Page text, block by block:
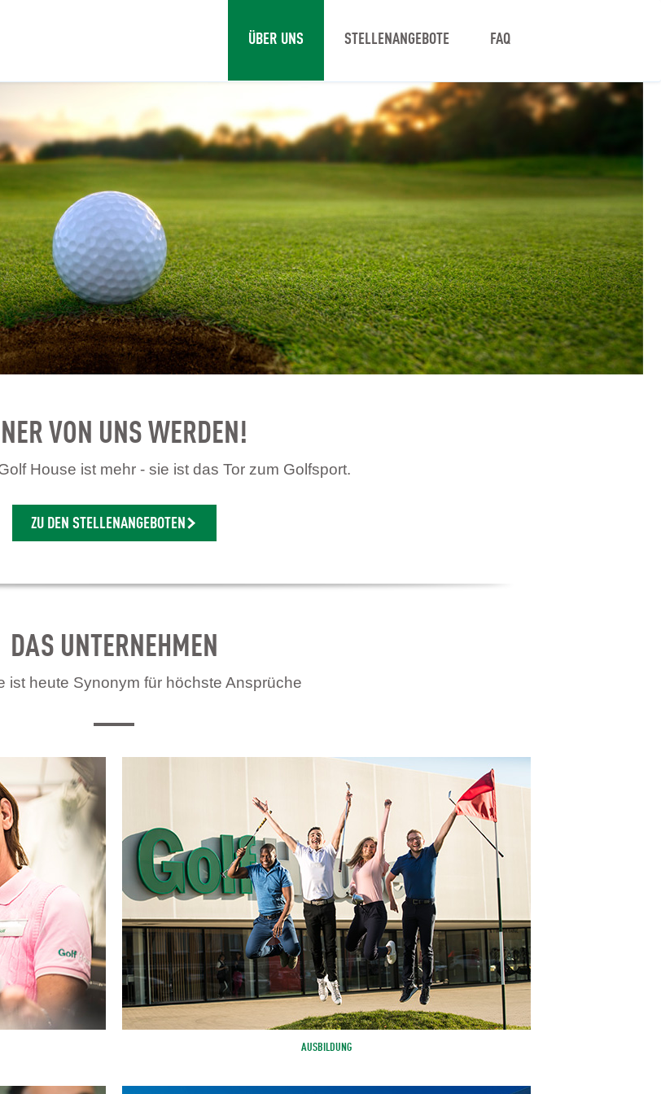
ÜBER UNS STELLENANGEBOTE FAQ
VON UNS WERDEN!
House ist mehr - sie ist das Tor zum Golfsport.
ZU DEN STELLENANGEBOTEN
DAS UNTERNEHMEN
ist heute Synonym für höchste Ansprüche
AUSBILDUNG